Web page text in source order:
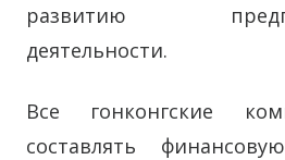
развитию
деятельности.
Все гонконгские
составлять